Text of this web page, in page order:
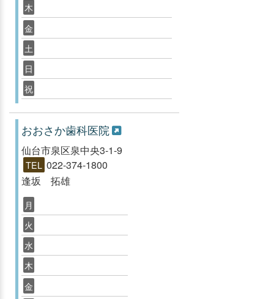
木
金
土
日
祝
おおさか歯科医院
仙台市泉区泉中央3-1-9
TEL 022-374-1800
逢坂 拓雄
月
火
水
木
金